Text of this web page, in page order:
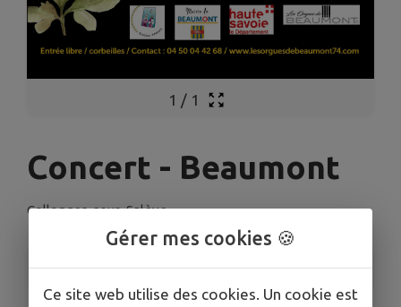
1 / 1
Concert - Beaumont
Collonges-sous-Salève
INFORMATIONS PRATIQUES
Gérer mes cookies 🍪
Ce site web utilise des cookies. Un cookie est